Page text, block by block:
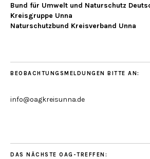
Bund für Umwelt und Naturschutz
Kreisgruppe Unna
Naturschutzbund Kreisverband Unna
BEOBACHTUNGSMELDUNGEN BITTE AN:
info@oagkreisunna.de
DAS NÄCHSTE OAG-TREFFEN: